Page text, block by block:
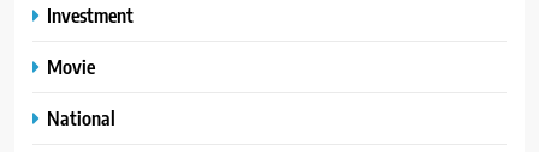
Investment
Movie
National